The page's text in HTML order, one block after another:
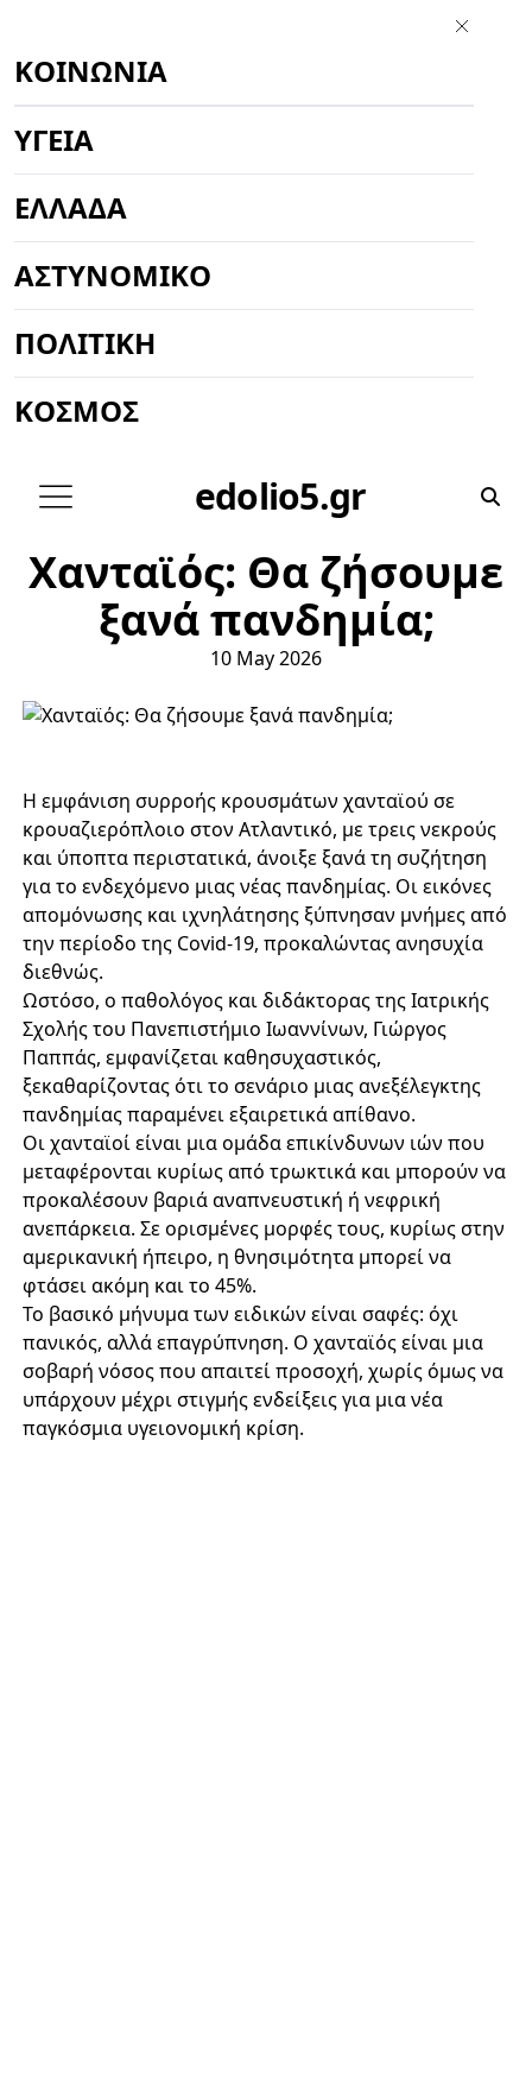
ΚΟΙΝΩΝΊΑ
ΥΓΕΊΑ
ΕΛΛΆΔΑ
ΑΣΤΥΝΟΜΙΚΌ
ΠΟΛΙΤΙΚΉ
ΚΌΣΜΟΣ
edolio5.gr
Χανταϊός: Θα ζήσουμε
ξανά πανδημία;
10 May 2026
Η εμφάνιση συρροής κρουσμάτων χανταϊού σε
κρουαζιερόπλοιο στον Ατλαντικό, με τρεις νεκρούς
και ύποπτα περιστατικά, άνοιξε ξανά τη συζήτηση
για το ενδεχόμενο μιας νέας πανδημίας. Οι εικόνες
απομόνωσης και ιχνηλάτησης ξύπνησαν μνήμες από
την περίοδο της Covid-19, προκαλώντας ανησυχία
διεθνώς.
Ωστόσο, ο παθολόγος και διδάκτορας της Ιατρικής
Σχολής του Πανεπιστήμιο Ιωαννίνων, Γιώργος
Παππάς, εμφανίζεται καθησυχαστικός,
ξεκαθαρίζοντας ότι το σενάριο μιας ανεξέλεγκτης
πανδημίας παραμένει εξαιρετικά απίθανο.
Οι χανταϊοί είναι μια ομάδα επικίνδυνων ιών που
μεταφέρονται κυρίως από τρωκτικά και μπορούν να
προκαλέσουν βαριά αναπνευστική ή νεφρική
ανεπάρκεια. Σε ορισμένες μορφές τους, κυρίως στην
αμερικανική ήπειρο, η θνησιμότητα μπορεί να
φτάσει ακόμη και το 45%.
Το βασικό μήνυμα των ειδικών είναι σαφές: όχι
πανικός, αλλά επαγρύπνηση. Ο χανταϊός είναι μια
σοβαρή νόσος που απαιτεί προσοχή, χωρίς όμως να
υπάρχουν μέχρι στιγμής ενδείξεις για μια νέα
παγκόσμια υγειονομική κρίση.